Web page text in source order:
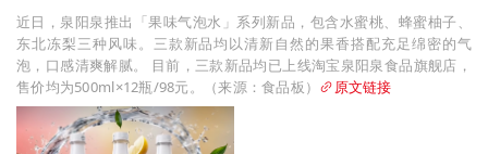
近日，泉阳泉推出「果味气泡水」系列新品，包含水蜜桃、蜂蜜柚子、
东北冻梨三种风味。三款新品均以清新自然的果香搭配充足绵密的气
泡，口感清爽解腻。 目前，三款新品均已上线淘宝泉阳泉食品旗舰店，
售价均为500ml×12瓶/98元。（来源：食品板）
原文链接